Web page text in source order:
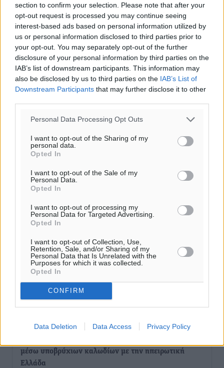
section to confirm your selection. Please note that after your
opt-out request is processed you may continue seeing
interest-based ads based on personal information utilized by
us or personal information disclosed to third parties prior to
your opt-out. You may separately opt-out of the further
disclosure of your personal information by third parties on the
IAB’s list of downstream participants. This information may
also be disclosed by us to third parties on the IAB’s List of
Downstream Participants that may further disclose it to other
Personal Data Processing Opt Outs
I want to opt-out of the Sharing of my
personal data.
Opted In
I want to opt-out of the Sale of my
Personal Data.
Opted In
I want to opt-out of processing my
Personal Data for Targeted Advertising.
Opted In
I want to opt-out of Collection, Use,
Retention, Sale, and/or Sharing of my
Personal Data that Is Unrelated with the
Purposes for which it was collected.
Opted In
CONFIRM
Data Deletion Data Access Privacy Policy
Ροή ειδήσεων
Παρουσίαση βιβλίου του Α. Χατζημιχαήλ – Τιμητική
εκδήλωση για τους αυτοδιοικητικούς της Κω
μέσω υποβρύχιων καλωδίων με την ηπειρωτική
Ελλάδα